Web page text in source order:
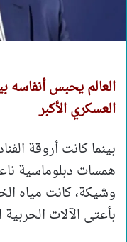
العالم يحبس أنفاسه
العسكري الأكبر
بينما كانت أروقة
همسات دبلوماسية
وشيكة، كانت مياه
بأعتى الآلات